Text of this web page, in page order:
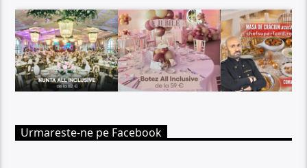
Urmareste-ne pe Facebook